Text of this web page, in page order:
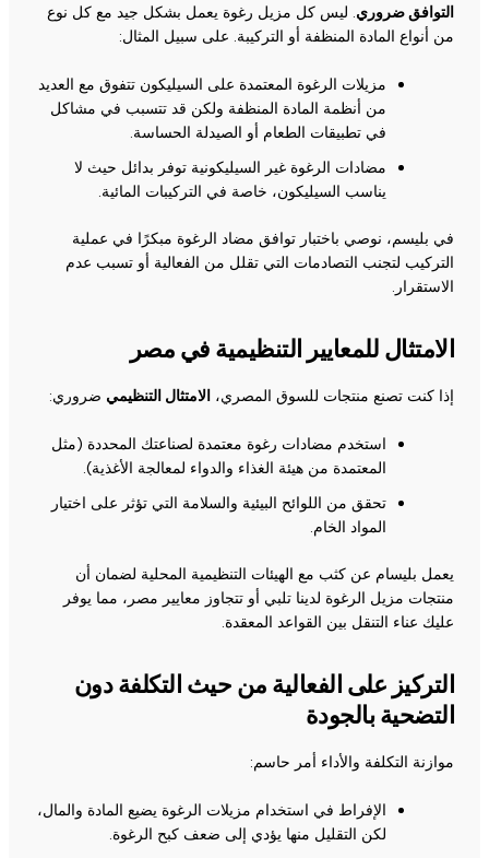
التوافق ضروري. ليس كل مزيل رغوة يعمل بشكل جيد مع كل نوع
من أنواع المادة المنظفة أو التركيبة. على سبيل المثال:
مزيلات الرغوة المعتمدة على السيليكون تتفوق مع العديد
من أنظمة المادة المنظفة ولكن قد تتسبب في مشاكل
في تطبيقات الطعام أو الصيدلة الحساسة.
مضادات الرغوة غير السيليكونية توفر بدائل حيث لا
يناسب السيليكون، خاصة في التركيبات المائية.
في بليسم، نوصي باختبار توافق مضاد الرغوة مبكرًا في عملية
التركيب لتجنب التصادمات التي تقلل من الفعالية أو تسبب عدم
الاستقرار.
الامتثال للمعايير التنظيمية في مصر
إذا كنت تصنع منتجات للسوق المصري، الامتثال التنظيمي ضروري:
استخدم مضادات رغوة معتمدة لصناعتك المحددة (مثل
المعتمدة من هيئة الغذاء والدواء لمعالجة الأغذية).
تحقق من اللوائح البيئية والسلامة التي تؤثر على اختيار
المواد الخام.
يعمل بليسام عن كثب مع الهيئات التنظيمية المحلية لضمان أن
منتجات مزيل الرغوة لدينا تلبي أو تتجاوز معايير مصر، مما يوفر
عليك عناء التنقل بين القواعد المعقدة.
التركيز على الفعالية من حيث التكلفة دون
التضحية بالجودة
موازنة التكلفة والأداء أمر حاسم:
الإفراط في استخدام مزيلات الرغوة يضيع المادة والمال،
لكن التقليل منها يؤدي إلى ضعف كبح الرغوة.